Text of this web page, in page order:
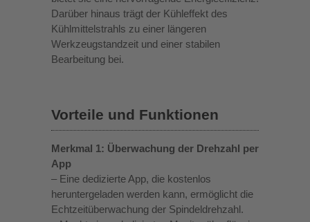
Darüber hinaus trägt der Kühleffekt des
Kühlmittelstrahls zu einer längeren
Werkzeugstandzeit und einer stabilen
Bearbeitung bei.
Vorteile und Funktionen
Merkmal 1: Überwachung der Drehzahl per
App
– Eine dedizierte App, die kostenlos
heruntergeladen werden kann, ermöglicht die
Echtzeitüberwachung der Spindeldrehzahl.